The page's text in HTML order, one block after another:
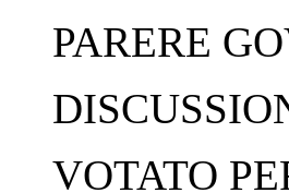
PARERE
VOTATO